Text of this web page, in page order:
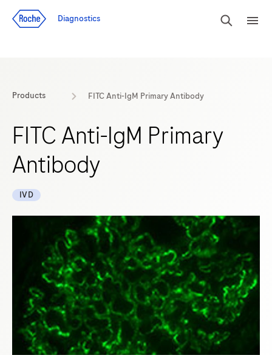
Diagnostics
Products FITC Anti-IgM Primary Antibody
FITC Anti-IgM Primary
Antibody
IVD